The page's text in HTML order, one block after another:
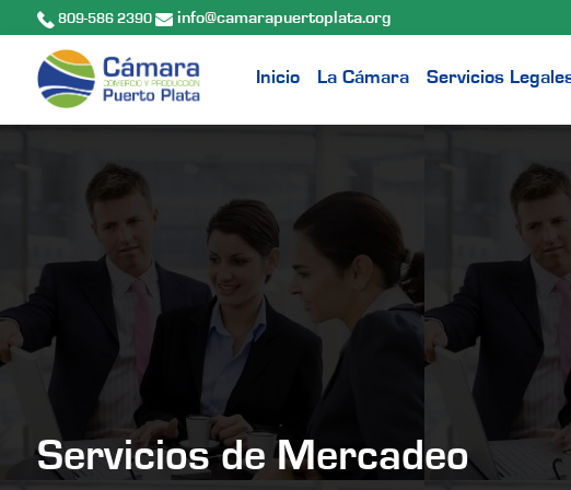
809-586 2390 info@camarapuertoplata.org
Inicio La Cámara Servicios
Servicios de Mercadeo